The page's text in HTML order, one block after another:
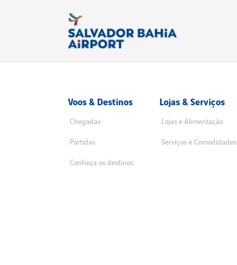
Voos & Destinos
Chegadas
Partidas
Conheça os destinos
Lojas & Serviços
Lojas e Alimentação
Serviços e Comodidades